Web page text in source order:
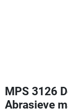
MPS 3126
Abrasieve